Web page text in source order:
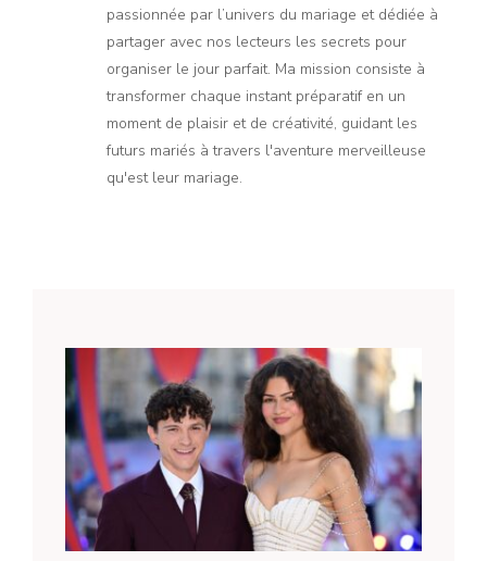
passionnée par l’univers du mariage et dédiée à
partager avec nos lecteurs les secrets pour
organiser le jour parfait. Ma mission consiste à
transformer chaque instant préparatif en un
moment de plaisir et de créativité, guidant les
futurs mariés à travers l'aventure merveilleuse
qu'est leur mariage.